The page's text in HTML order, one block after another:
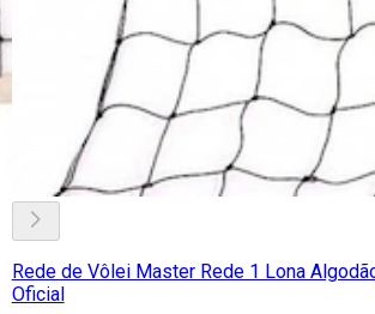
Rede de Vôlei Master Rede 1 Lona
Oficial